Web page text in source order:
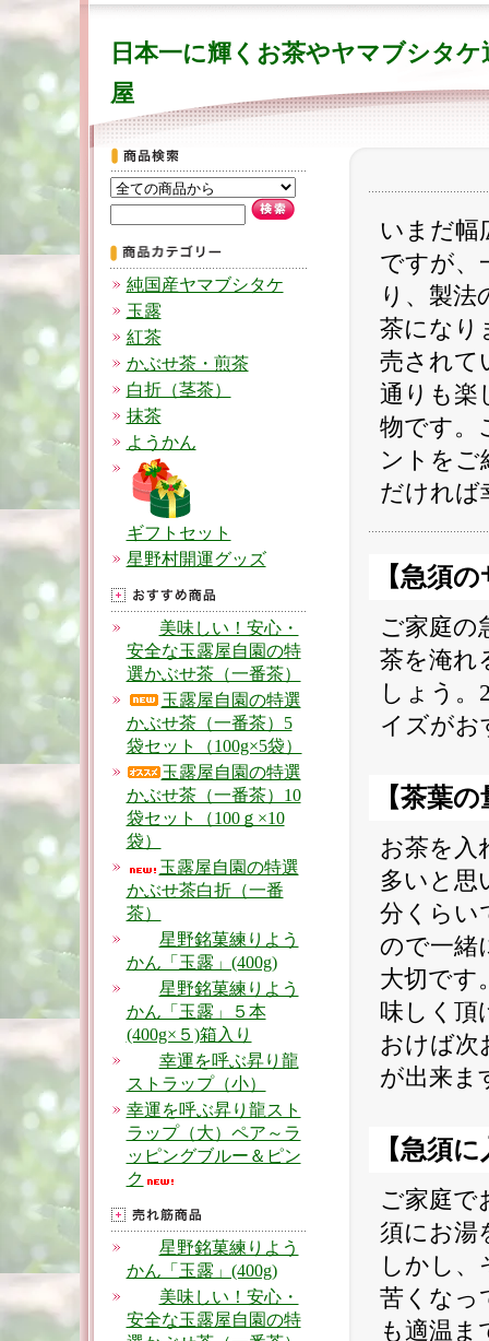
日本一に輝くお茶やヤマブシタ
屋
純国産ヤマブシタケ
玉露
紅茶
かぶせ茶・煎茶
白折（茎茶）
抹茶
ようかん
ギフトセット
星野村開運グッズ
美味しい！安心・
安全な玉露屋自園の特
選かぶせ茶（一番茶）
玉露屋自園の特選
かぶせ茶（一番茶）5
袋セット（100g×5袋）
玉露屋自園の特選
かぶせ茶（一番茶）10
袋セット（100ｇ×10
袋）
玉露屋自園の特選
かぶせ茶白折（一番
茶）
星野銘菓練りよう
かん「玉露」(400g)
星野銘菓練りよう
かん「玉露」５本
(400g×５)箱入り
幸運を呼ぶ昇り龍
ストラップ（小）
幸運を呼ぶ昇り龍スト
ラップ（大）ペア～ラ
ッピングブルー＆ピン
ク
星野銘菓練りよう
かん「玉露」(400g)
美味しい！安心・
安全な玉露屋自園の特
いまだ幅
ですが、
り、製法
茶になり
売されて
通りも楽
物です。
ントをご
だければ
【急須
ご家庭の
茶を淹れ
しょう。
イズがお
【茶葉
お茶を入
多いと思
分くらい
ので一緒
大切です
味しく頂
おけば次
が出来ま
【急須
ご家庭で
須にお湯
しかし
苦くなっ
も適温ま